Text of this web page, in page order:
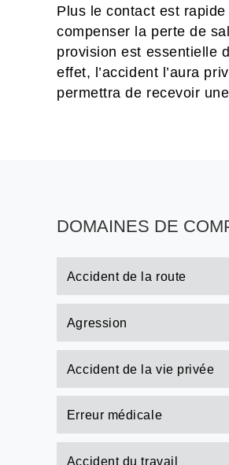
Plus le contact est
compenser la perte de
provision est essentielle
effet, l’accident l’aura
permettra de recevoir
DOMAINES DE
Accident de la route
Agression
Accident de la vie privée
Erreur médicale
Accident du travail